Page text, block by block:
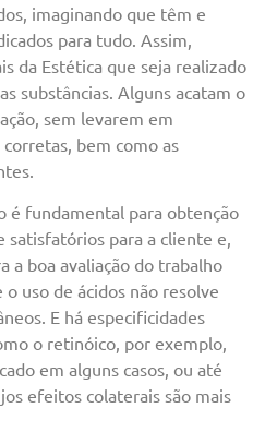
imaginando que têm e
para tudo. Assim,
da Estética que seja realizado
substâncias. Alguns acatam o
sem levarem em
bem como as
é fundamental para obtenção
satisfatórios para a cliente e,
a boa avaliação do trabalho
uso de ácidos não resolve
E há especificidades
o retinóico, por exemplo,
em alguns casos, ou até
efeitos colaterais são mais